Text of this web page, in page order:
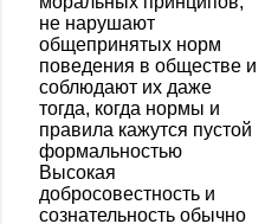
не нарушают
общепринятых норм
поведения в обществе и
соблюдают их даже
тогда, когда нормы и
правила кажутся пустой
формальностью
Высокая
добросовестность и
сознательность обычно